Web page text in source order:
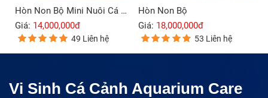
Hòn Non Bộ Mini Nuôi Cá Ngoài Trời
Giá: 14,000,000đ
49 Liên hệ
Hòn Non Bộ
Giá: 18,000,000đ
53 Liên hệ
Vi Sinh Cá Cảnh Aquarium Care